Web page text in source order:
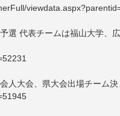
選 代表チームは福山大学、
人大会、県大会出場チーム決